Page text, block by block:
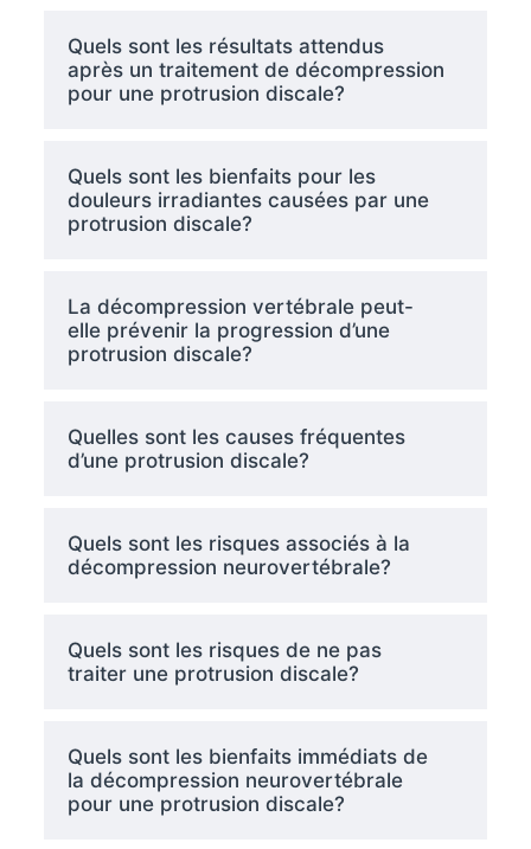
Quels sont les résultats attendus
après un traitement de décompression
pour une protrusion discale?
Quels sont les bienfaits pour les
douleurs irradiantes causées par une
protrusion discale?
La décompression vertébrale peut-
elle prévenir la progression d’une
protrusion discale?
Quelles sont les causes fréquentes
d’une protrusion discale?
Quels sont les risques associés à la
décompression neurovertébrale?
Quels sont les risques de ne pas
traiter une protrusion discale?
Quels sont les bienfaits immédiats de
la décompression neurovertébrale
pour une protrusion discale?